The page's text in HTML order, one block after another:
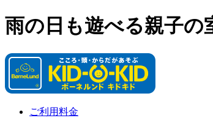
雨の日も遊べる親子の
ご利用料金